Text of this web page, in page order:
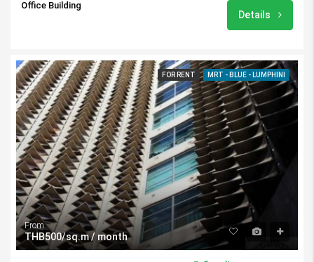
Office Building
Details
FOR RENT MRT - BLUE - LUMPHINI
From
THB500/sq.m / month